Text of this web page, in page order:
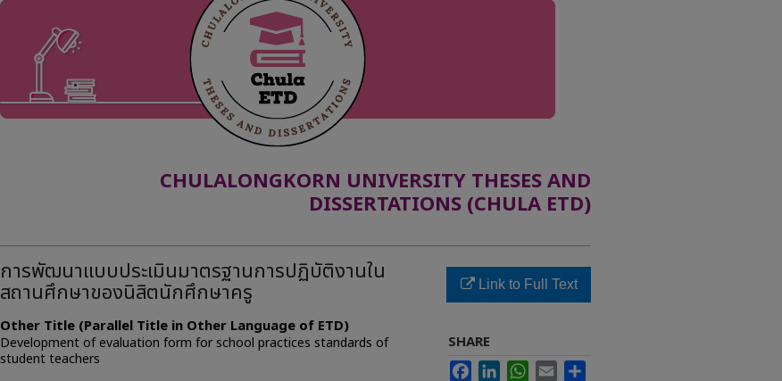
CHULALONGKORN UNIVERSITY THESES AND
DISSERTATIONS (CHULA ETD)
การพัฒนาแบบประเมินมาตรฐานการปฏิบัติงานใน
สถานศึกษาของนิสิตนักศึกษาครู
Other Title (Parallel Title in Other Language of ETD)
Development of evaluation form for school practices standards of
student teachers
Link to Full Text
SHARE
FacebookLinkedInWhatsApp
Email